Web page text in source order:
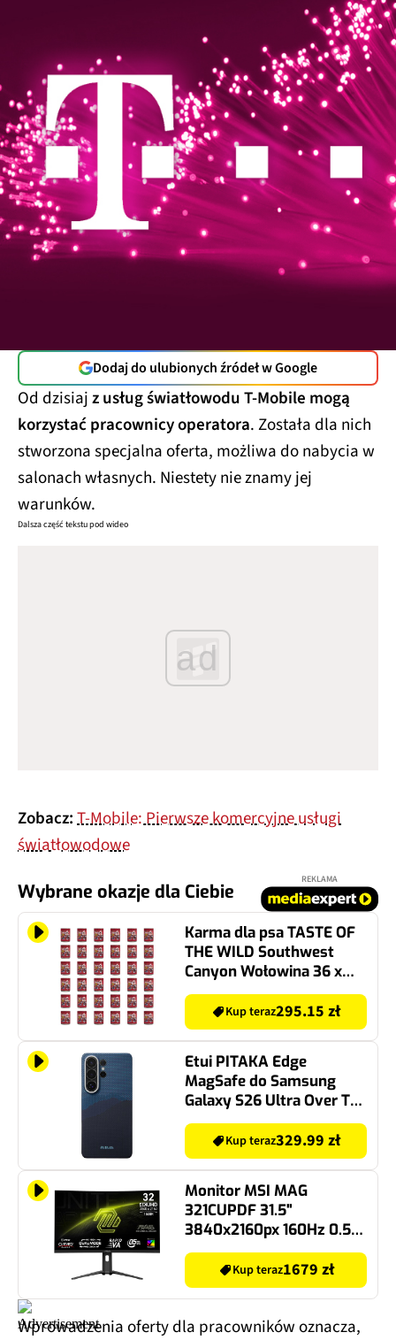
Dodaj do ulubionych źródeł w Google
Od dzisiajz usług światłowodu T-Mobile mogą
korzystać pracownicy operatora. Została dla nich
stworzona specjalna oferta, możliwa do nabycia w
salonach własnych. Niestety nie znamy jej
warunków.
Dalsza część tekstu pod wideo
ad
Zobacz:T-Mobile: Pierwsze komercyjne usługi
światłowodowe
Wybrane okazje dla Ciebie
REKLAMA
Karma dla psa TASTE OF
THE WILD Southwest
Canyon Wołowina 36 x
390 g
Kup teraz295.15 zł
Etui PITAKA Edge
MagSafe do Samsung
Galaxy S26 Ultra Over The
Horizon
Kup teraz329.99 zł
Monitor MSI MAG
321CUPDF 31.5"
3840x2160px 160Hz 0.5
ms [GTG] Curved
Kup teraz1679 zł
Wprowadzenia oferty dla pracowników oznacza,